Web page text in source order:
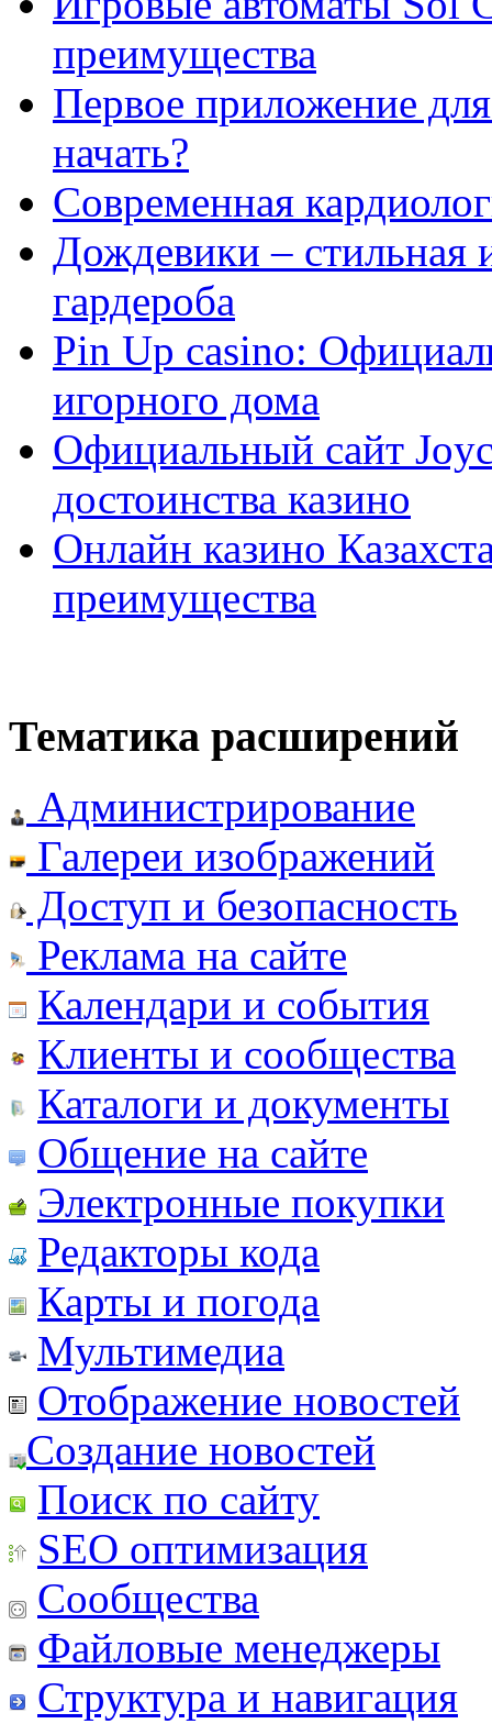
преимущества
Первое приложение
начать?
Современная
Дождевики – стильная
гардероба
Pin Up casino:
игорного дома
Официальный сайт
достоинства казино
Онлайн казино
преимущества
Тематика расширений
Администрирование
Галереи изображений
Доступ и безопасность
Реклама на сайте
Календари и события
Клиенты и сообщества
Каталоги и документы
Общение на сайте
Электронные покупки
Редакторы кода
Карты и погода
Мультимедиа
Отображение новостей
Создание новостей
Поиск по сайту
SEO оптимизация
Сообщества
Файловые менеджеры
Структура и навигация